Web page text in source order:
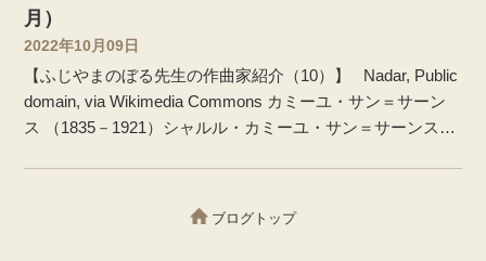
月）
2022年10月09日
【ふじやまのぼる先生の作曲家紹介（10）】 Nadar, Public
domain, via Wikimedia Commons カミーユ・サン＝サーン
ス （1835－1921）シャルル・カミーユ・サン＝サーンス
吏であったジャック＝ジョゼフ＝ヴィクトル・サン＝サー
ンス（1798-1835）、母はフランソワーズ＝クレマンス（旧
ブログトップ